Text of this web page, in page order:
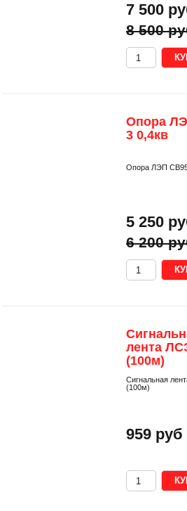
7 500
8 500
Опора
3 0,4кв
Опора ЛЭП СВ95
5 250
6 200
лента
(100м)
Сигнальная
(100м)
959 руб